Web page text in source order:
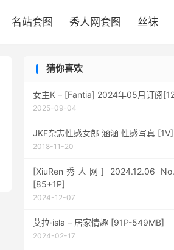
名站套图 秀人网套图 丝袜
猜你喜欢
女主K – [Fantia] 2024年05月订阅
2025-09-04
JKF杂志性感女郎 涵涵 性感写真 [1V]
2018-11-20
[XiuRen秀人网] 2024.12.06
[85+1P]
2024-12-07
艾拉·isla – 居家情趣 [91P-549MB]
2024-02-17